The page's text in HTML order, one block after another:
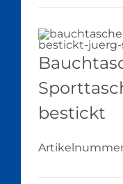
bestickt